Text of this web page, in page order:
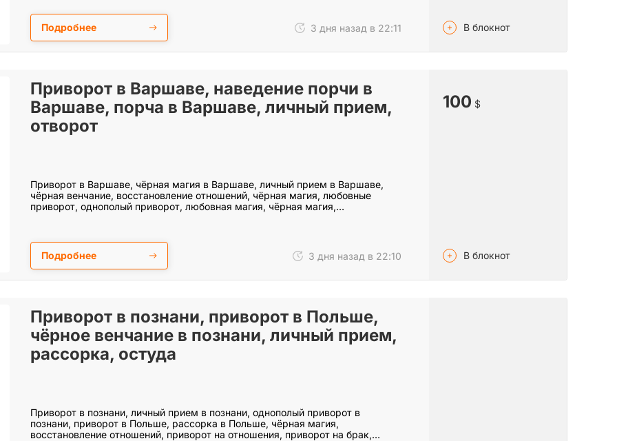
Подробнее 3 дня назад в 22:11 В блокнот
Приворот в Варшаве, наведение порчи в
Варшаве, порча в Варшаве, личный прием,
отворот
Приворот в Варшаве, чёрная магия в Варшаве, личный прием в Варшаве,
чёрная венчание, восстановление отношений, чёрная магия, любовные
приворот, однополый приворот, любовная магия, чёрная магия,…
Подробнее 3 дня назад в 22:10
100 $
В блокнот
Приворот в познани, приворот в Польше,
чёрное венчание в познани, личный прием,
рассорка, остуда
Приворот в познани, личный прием в познани, однополый приворот в
познани, приворот в Польше, рассорка в Польше, чёрная магия,
восстановление отношений, приворот на отношения, приворот на брак,…